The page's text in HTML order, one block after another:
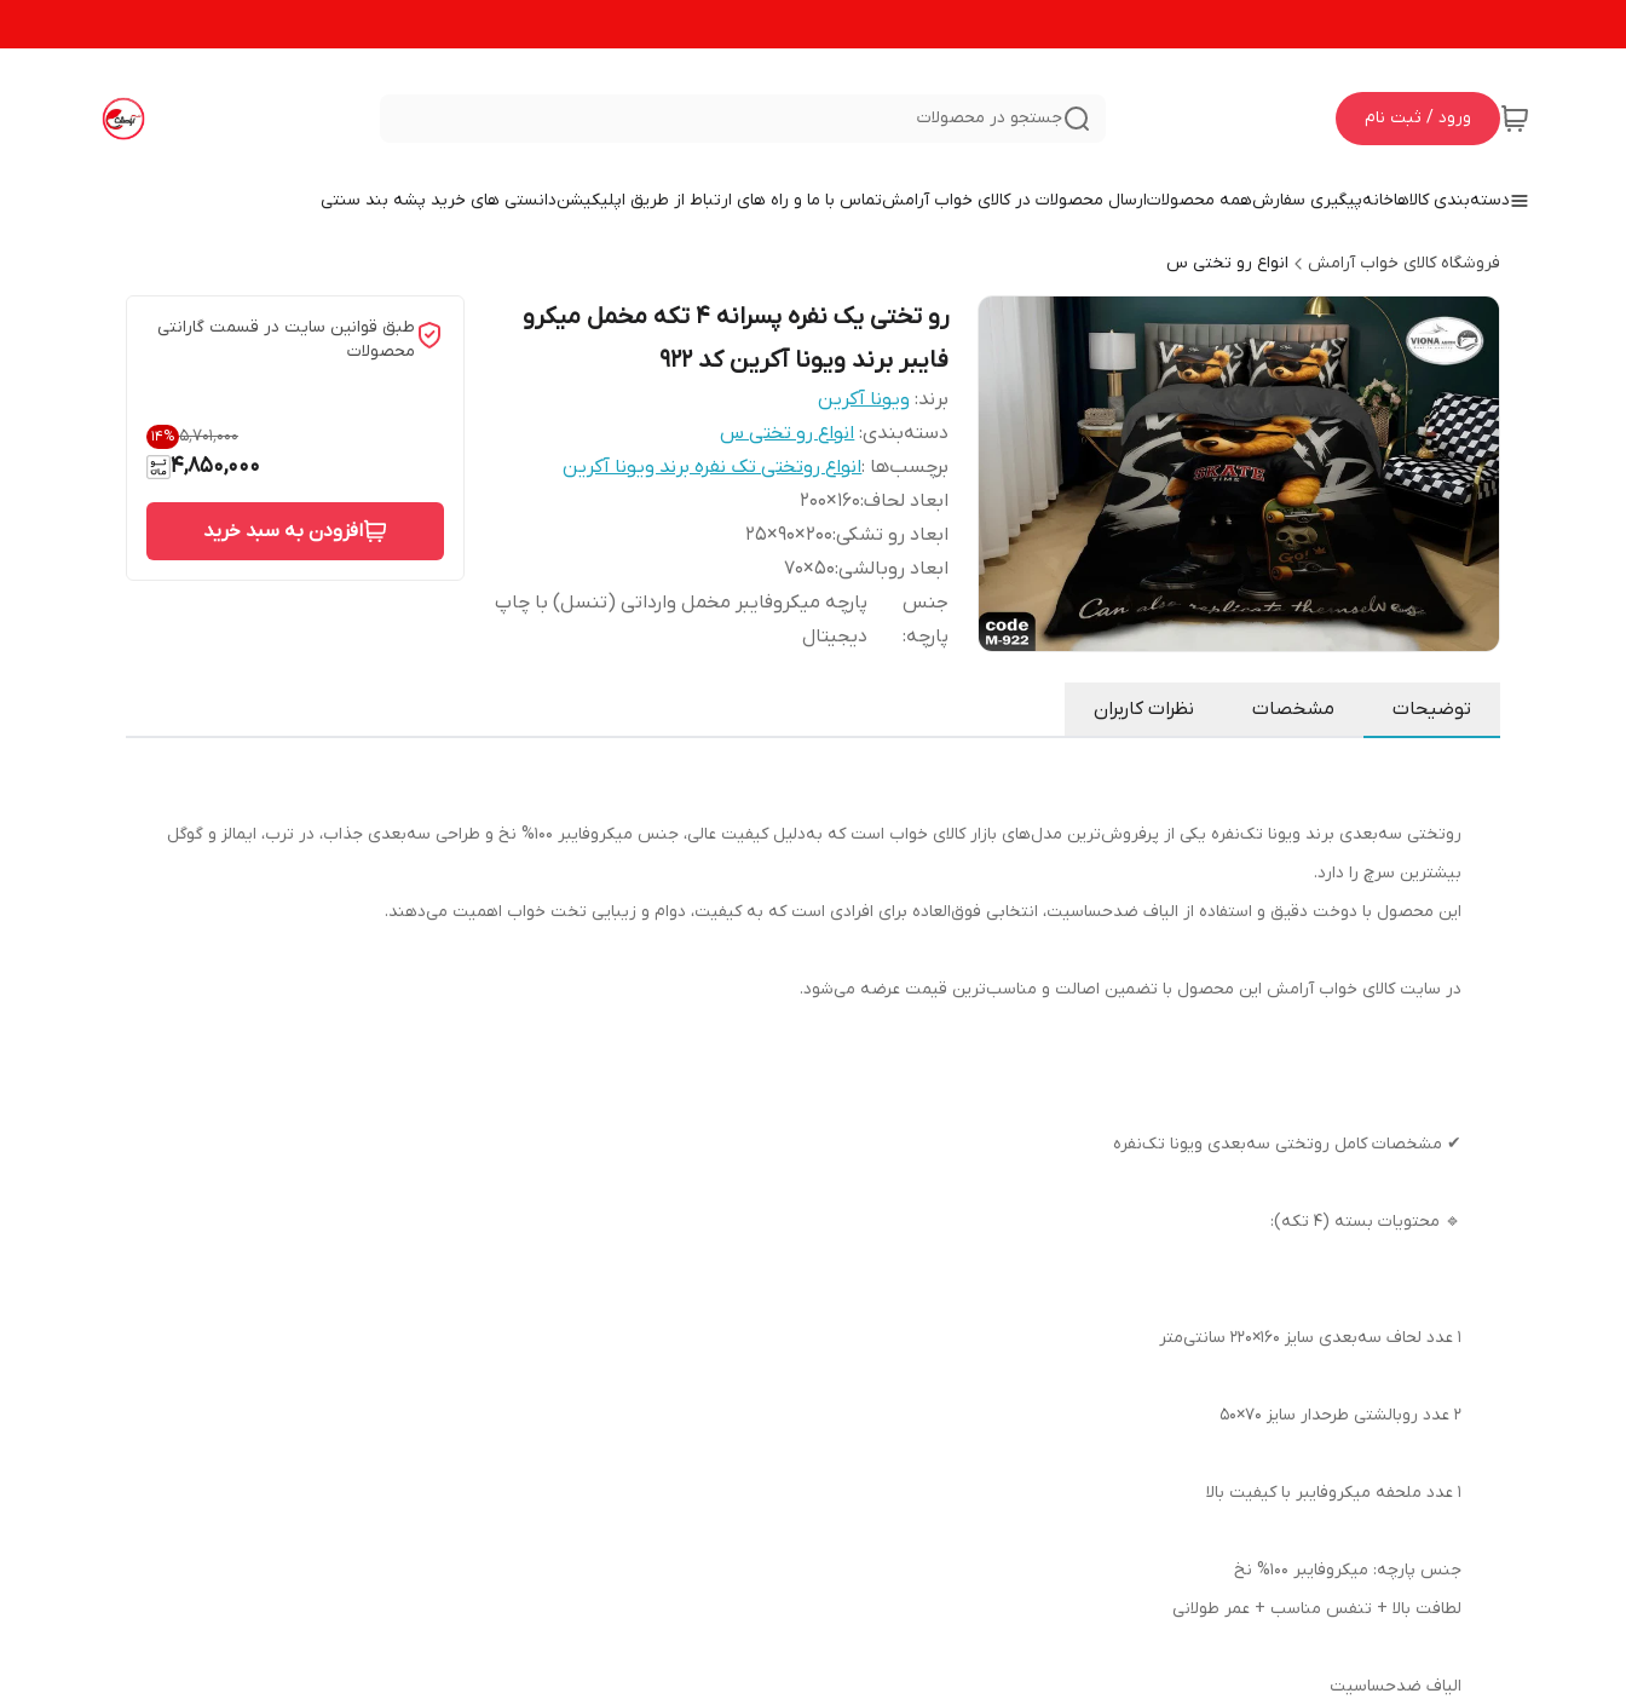
ورود / ثبت نام جستجو در محصولات
دسته‌بندی کالاهاخانهپیگیری سفارشهمه محصولاتارسال محصولات در کالای خواب آرامشتماس با ما و راه های ارتباط از طریق اپلیکیشندانستی های خرید پشه بند سنتی
فروشگاه کالای خواب آرامش انواع رو تختی س
رو تختی یک نفره پسرانه 4 تکه مخمل میکرو
فایبر برند ویونا آکرین کد 922
برند: ویونا آکرین
دسته‌بندی:انواع رو تختی س
برچسب‌ها :انواع روتختی تک نفره برند ویونا آکرین
ابعاد لحاف:
160×200
ابعاد رو تشکی:
200×90×25
ابعاد روبالشی:
50×70
جنس
پارچه:
پارچه میکروفایبر مخمل وارداتی (تنسل) با چاپ
دیجیتال
طبق قوانین سایت در قسمت گارانتی
محصولات
۵٬۷۰۱٬۰۰۰ 14%
4,850,000
افزودن به سبد خرید
توضیحات مشخصات نظرات کاربران
روتختی سه‌بعدی برند ویونا تک‌نفره یکی از پرفروش‌ترین مدل‌های بازار کالای خواب است که به‌دلیل کیفیت عالی، جنس میکروفایبر 100% نخ و طراحی سه‌بعدی جذاب، در ترب، ایمالز و گوگل
بیشترین سرچ را دارد.
این محصول با دوخت دقیق و استفاده از الیاف ضدحساسیت، انتخابی فوق‌العاده برای افرادی است که به کیفیت، دوام و زیبایی تخت خواب اهمیت می‌دهند.
در سایت کالای خواب آرامش این محصول با تضمین اصالت و مناسب‌ترین قیمت عرضه می‌شود.
✔ مشخصات کامل روتختی سه‌بعدی ویونا تک‌نفره
🔹 محتویات بسته (۴ تکه):
۱ عدد لحاف سه‌بعدی سایز ۱۶۰×۲۲۰ سانتی‌متر
۲ عدد روبالشتی طرحدار سایز ۷۰×۵۰
۱ عدد ملحفه میکروفایبر با کیفیت بالا
جنس پارچه: میکروفایبر 100% نخ
لطافت بالا + تنفس مناسب + عمر طولانی
الیاف ضدحساسیت